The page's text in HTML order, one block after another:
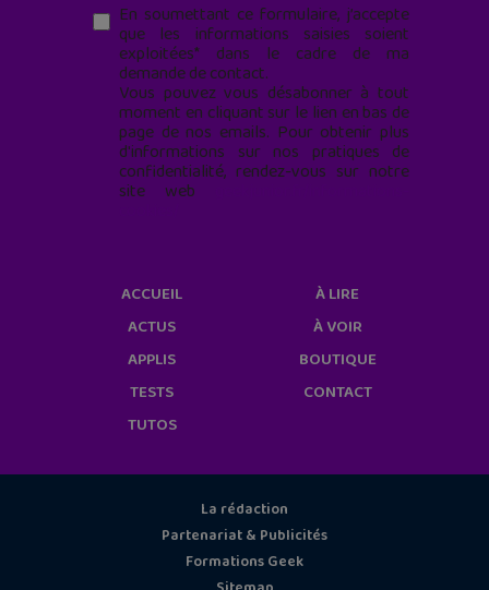
En soumettant ce formulaire, j’accepte
que les informations saisies soient
exploitées* dans le cadre de ma
demande de contact.
Vous pouvez vous désabonner à tout
moment en cliquant sur le lien en bas de
page de nos emails. Pour obtenir plus
d'informations sur nos pratiques de
confidentialité, rendez-vous sur notre
site web
ACCUEIL
ACTUS
APPLIS
TESTS
TUTOS
À LIRE
À VOIR
BOUTIQUE
CONTACT
La rédaction
Partenariat & Publicités
Formations Geek